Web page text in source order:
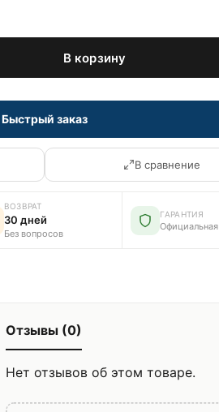
В корзину
Быстрый заказ
В сравнение
ВОЗВРАТ
30 дней
Без вопросов
ГАРАНТИЯ
Официальная
Отзывы (0)
Нет отзывов об этом товаре.